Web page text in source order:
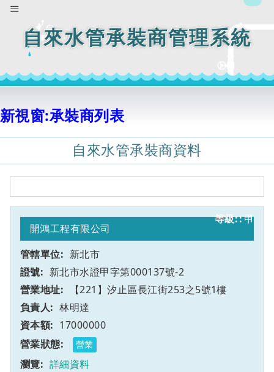
自來水管承裝商管理系統
新視窗:承裝商列表
自來水管承裝商資料
1
開鴻工程有限公司
新北市
新北市水證甲字第000137號-2
【221】汐止區長江街253之5號1樓
甲
林明達
17000000
營業
詳細資料